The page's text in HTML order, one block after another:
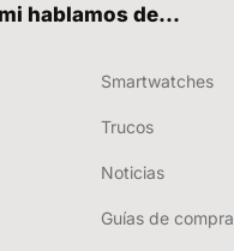
hablamos de...
Smartwatches
Trucos
Noticias
Guías de compra